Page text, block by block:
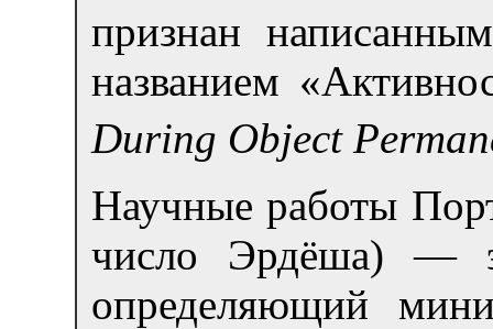
признан
названием
During Object
Научные работы
число Эрдёша) —
определяющий